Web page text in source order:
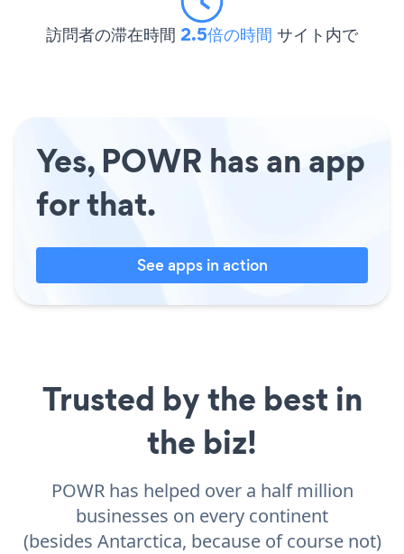
訪問者の滞在時間 2.5倍の時間 サイト内で
Yes, POWR has an app
for that.
See apps in action
Trusted by the best in
the biz!
POWR has helped over a half million
businesses on every continent
(besides Antarctica, because of course not)